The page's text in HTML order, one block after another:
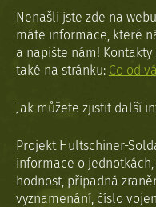
Nenašli jste zde na
máte informace, které
a napište nám!
také na stránku: Co od
Jak můžete zjistit další
Projekt Hultschiner-
informace o
hodnost, případná
vyznamenání, číslo